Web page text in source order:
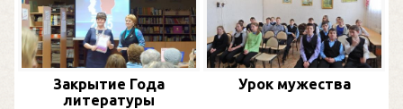
Закрытие Года
литературы
Урок мужества